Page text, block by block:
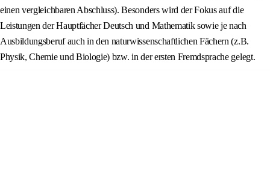
einen vergleichbaren Abschluss). Besonders wird der Fokus auf die
Leistungen der Hauptfächer Deutsch und Mathematik sowie je nach
Ausbildungsberuf auch in den naturwissenschaftlichen Fächern (z.B.
Physik, Chemie und Biologie) bzw. in der ersten Fremdsprache gelegt.